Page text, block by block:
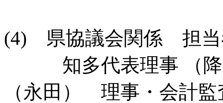
(4) 県協議会関係 担
知多代表理事 （降
（永田） 理事・会計